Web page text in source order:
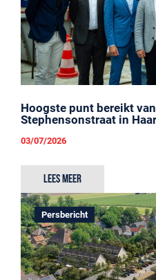
Hoogste punt bereikt
Stephensonstraat in
03/07/2026
Lees meer
Persbericht